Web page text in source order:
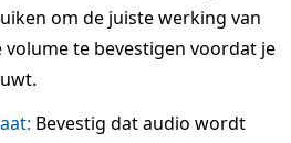
om de juiste werking van
te bevestigen voordat je
Bevestig dat audio wordt